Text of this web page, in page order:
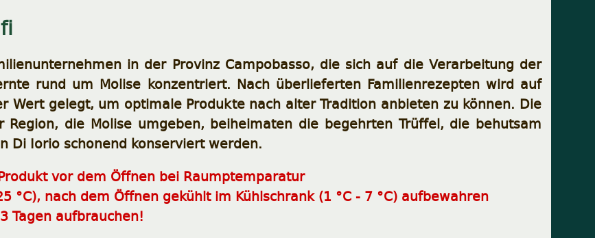
in der Provinz Campobasso, die sich auf die Verarbeitung der
rund um Molise konzentriert. Nach überlieferten Familienrezepten wird auf
Wert gelegt, um optimale Produkte nach alter Tradition anbieten zu können. Die
Region, die Molise umgeben, beiheimaten die begehrten Trüffel, die behutsam
Di Iorio schonend konserviert werden.
vor dem Öffnen bei Raumptemparatur
°C), nach dem Öffnen gekühlt im Kühlschrank (1 °C - 7 °C) aufbewahren
Tagen aufbrauchen!